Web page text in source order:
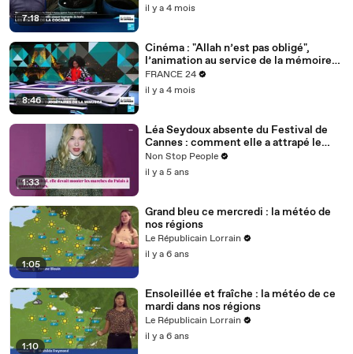
7:18
il y a 4 mois
8:46
Cinéma : "Allah n’est pas obligé",
l’animation au service de la mémoire
des enfants-soldats
FRANCE 24
il y a 4 mois
1:33
Léa Seydoux absente du Festival de
Cannes : comment elle a attrapé le
Covid
Non Stop People
il y a 5 ans
1:05
Grand bleu ce mercredi : la météo de
nos régions
Le Républicain Lorrain
il y a 6 ans
1:10
Ensoleillée et fraîche : la météo de ce
mardi dans nos régions
Le Républicain Lorrain
il y a 6 ans